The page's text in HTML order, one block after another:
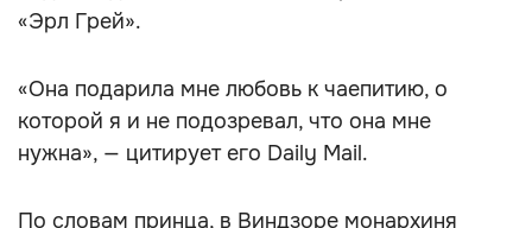
«Эрл Грей».
«Она подарила мне любовь к чаепитию, о
которой я и не подозревал, что она мне
нужна», — цитирует его Daily Mail.
По словам принца, в Виндзоре монархиня